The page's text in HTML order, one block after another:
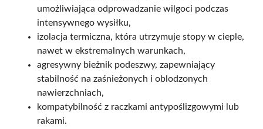
umożliwiająca odprowadzanie wilgoci podczas
intensywnego wysiłku,
izolacja termiczna, która utrzymuje stopy w cieple,
nawet w ekstremalnych warunkach,
agresywny bieżnik podeszwy, zapewniający
stabilność na zaśnieżonych i oblodzonych
nawierzchniach,
kompatybilność z raczkami antypoślizgowymi lub
rakami.